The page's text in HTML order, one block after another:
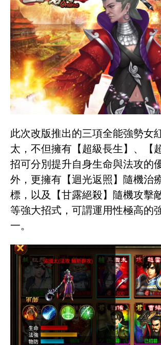
此次改版推出的三項全能強勢女
太，不但擁有【超級長生】、【
招可分別提升自身生命與法攻的
外，更擁有【迴光返照】隨機治
標，以及【甘露絕殺】隨機攻擊
等強大招式，可謂運用性極高的
一。